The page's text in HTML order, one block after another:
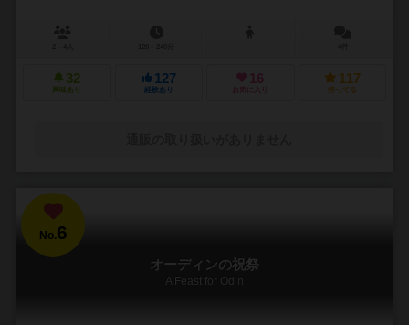
32
興味あり
127
経験あり
16
お気に入り
117
持ってる
No.6
オーディンの祝祭
A Feast for Odin